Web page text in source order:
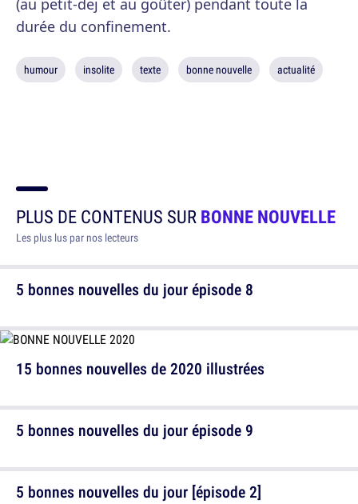
(au petit-dej et au goûter) pendant toute la
durée du confinement.
humour insolite texte bonne nouvelle actualité
PLUS DE CONTENUS SURBONNE NOUVELLE
Les plus lus par nos lecteurs
5 bonnes nouvelles du jour épisode 8
5 bonnes nouvelles du jour épisode 9
15 bonnes nouvelles de 2020 illustrées
5 bonnes nouvelles du jour [épisode 2]